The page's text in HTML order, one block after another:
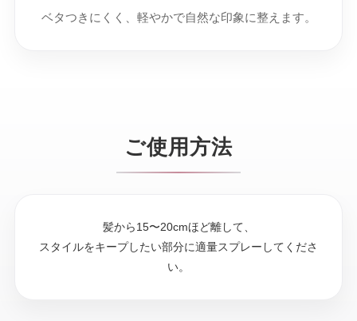
ベタつきにくく、軽やかで自然な印象に整えます。
ご使用方法
髪から15〜20cmほど離して、
スタイルをキープしたい部分に適量スプレーしてくださ
い。